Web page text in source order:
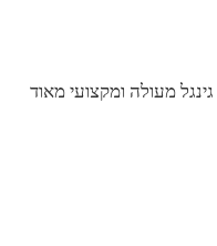
מעולה ומקצועי מאוד